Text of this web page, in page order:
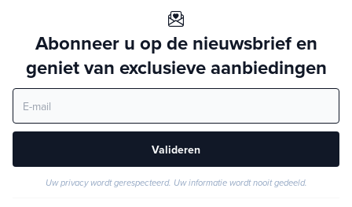
Abonneer u op de nieuwsbrief en
geniet van exclusieve aanbiedingen
Valideren
Uw privacy wordt gerespecteerd. Uw informatie wordt nooit gedeeld.